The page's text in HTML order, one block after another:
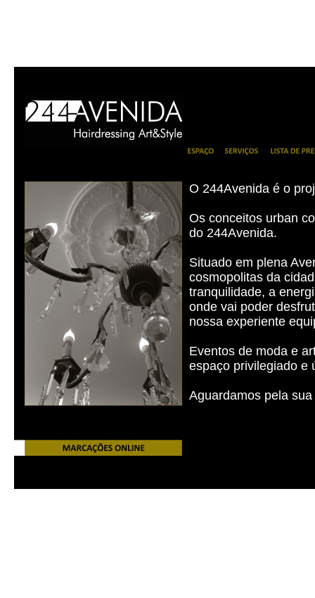
O 244Avenida é o
Os conceitos urban
do 244Avenida.
Situado em plena
cosmopolitas da
tranquilidade, a
onde vai poder
nossa experiente
Eventos de moda e
espaço privilegiado e
Aguardamos pela